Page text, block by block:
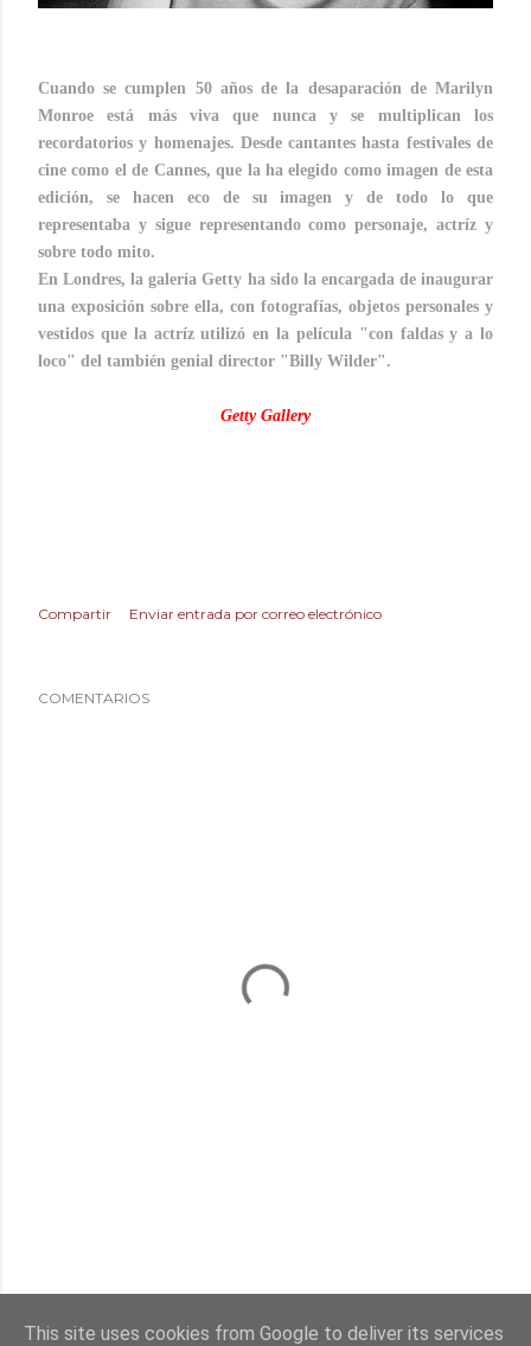
Cuando se cumplen 50 años de la desaparación de Marilyn
Monroe está más viva que nunca y se multiplican los
recordatorios y homenajes. Desde cantantes hasta festivales de
cine como el de Cannes, que la ha elegido como imagen de esta
edición, se hacen eco de su imagen y de todo lo que
representaba y sigue representando como personaje, actríz y
sobre todo mito.
En Londres, la galería Getty ha sido la encargada de inaugurar
una exposición sobre ella, con fotografías, objetos personales y
vestidos que la actríz utilizó en la película "con faldas y a lo
loco" del también genial director "Billy Wilder".
Getty Gallery
Compartir Enviar entrada por correo electrónico
COMENTARIOS
This site uses cookies from Google to deliver its services